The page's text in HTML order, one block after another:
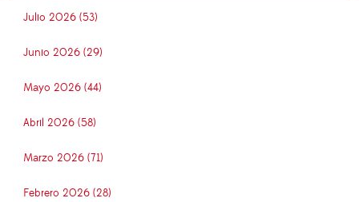
Julio 2026 (53)
Junio 2026 (29)
Mayo 2026 (44)
Abril 2026 (58)
Marzo 2026 (71)
Febrero 2026 (28)